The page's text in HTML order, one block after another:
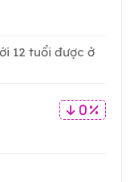
12 tuổi được ở
0 %